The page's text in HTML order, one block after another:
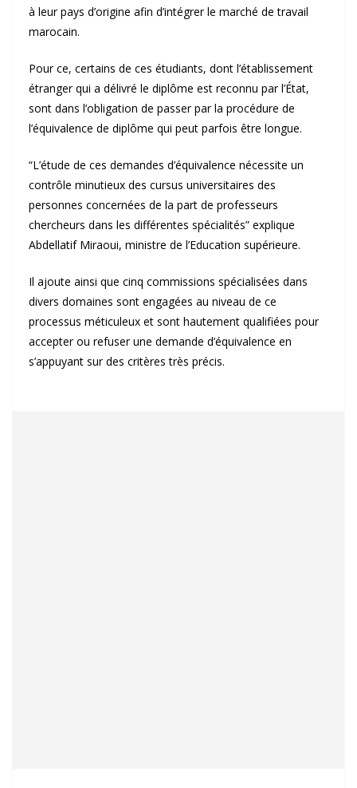
à leur pays d’origine afin d’intégrer le marché de travail
marocain.
Pour ce, certains de ces étudiants, dont l’établissement
étranger qui a délivré le diplôme est reconnu par l’État,
sont dans l’obligation de passer par la procédure de
l’équivalence de diplôme qui peut parfois être longue.
“L’étude de ces demandes d’équivalence nécessite un
contrôle minutieux des cursus universitaires des
personnes concernées de la part de professeurs
chercheurs dans les différentes spécialités” explique
Abdellatif Miraoui, ministre de l’Education supérieure.
Il ajoute ainsi que cinq commissions spécialisées dans
divers domaines sont engagées au niveau de ce
processus méticuleux et sont hautement qualifiées pour
accepter ou refuser une demande d’équivalence en
s’appuyant sur des critères très précis.